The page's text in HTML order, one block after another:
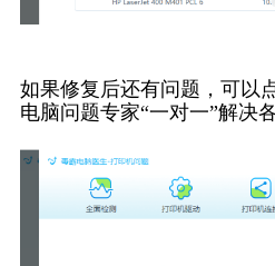
如果修复后还有问题，可以
电脑问题专家“一对一”解决